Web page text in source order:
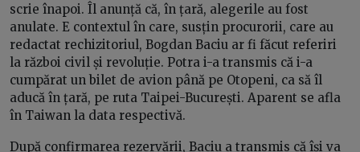
scrie înapoi. Îl anunță că, în țară, alegerile au fost
anulate. E contextul în care, susțin procurorii, care au
redactat rechizitoriul, Bogdan Baciu ar fi făcut referiri
la război civil și revoluție. Potra i-a transmis că i-a
cumpărat un bilet de avion până pe Otopeni, ca să îl
aducă în țară, pe ruta Taipei-București. Aparent se afla
în Taiwan la data respectivă.
După confirmarea rezervării, Baciu a transmis că își va